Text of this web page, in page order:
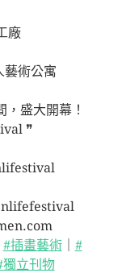
廠
術公寓
盛大開幕！
❞
#插畫藝術｜ #
獨立刊物